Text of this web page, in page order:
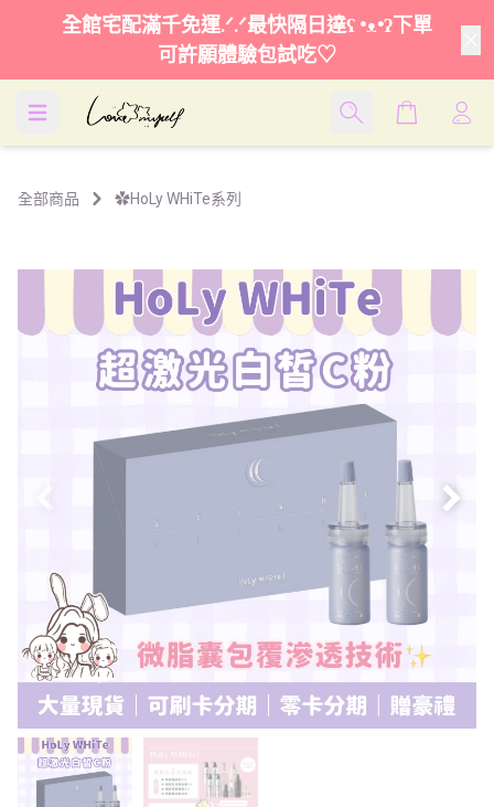
全館宅配滿千免運.ᐟ.ᐟ最快隔日達ʕ •ᴥ•ʔ下單
可許願體驗包試吃♡
Cart
全部商品 ✿HoLy WHiTe系列